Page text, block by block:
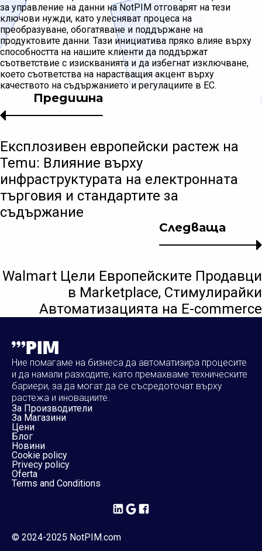
за управление на данни на NotPIM отговарят на тези
ключови нужди, като улесняват процеса на
преобразуване, обогатяване и поддържане на
продуктовите данни. Тази инициатива пряко влияе върху
способността на нашите клиенти да поддържат
съответствие с изискванията и да избегнат изключване,
което съответства на нарастващия акцент върху
качеството на съдържанието и регулациите в ЕС.
Следваща
Walmart Цели Европейските Продавци
в Marketplace, Стимулирайки
Автоматизацията на E-commerce
Предишна
Експлозивен европейски растеж на
Temu: Влияние върху
инфраструктурата на електронната
търговия и стандартите за
съдържание
Ние помагаме на бизнеса да автоматизира процесите
и да намали разходите, като премахваме техническите
бариери, за да могат да се съсредоточат върху
растежа и иновациите.
За Производители
За Магазини
Цени
Блог
Новини
Cookie policy
Privecy policy
Oferta
Terms and Conditions
© 2024-2025 NotPIM.com